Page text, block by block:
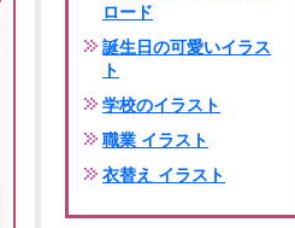
ロード
誕生日の可愛いイラス
ト
学校のイラスト
職業 イラスト
衣替え イラスト